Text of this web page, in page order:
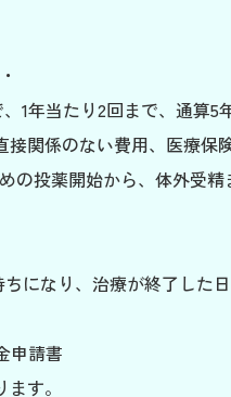
1年当たり2回まで、通算5
関係のない費用、医療保
の投薬開始から、体外受精
になり、治療が終了した
申請書
す。